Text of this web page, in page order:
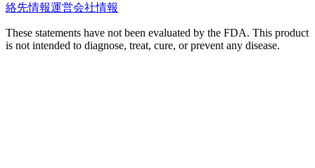
絡先情報運営会社情報
These statements have not been evaluated by the FDA. This product
is not intended to diagnose, treat, cure, or prevent any disease.